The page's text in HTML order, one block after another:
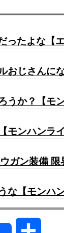
ったよな【
じさんに
か？【モ
モンハンラ
ガン装備
な【モンハ